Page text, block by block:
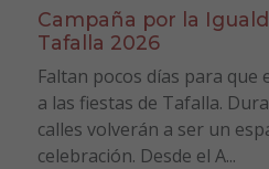
Campaña por la
Tafalla 2026
Faltan pocos días para que
a las fiestas de Tafalla.
calles volverán a ser un
celebración. Desde el A...